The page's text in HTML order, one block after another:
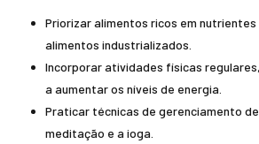
Priorizar alimentos ricos em
alimentos industrializados.
Incorporar atividades físicas
a aumentar os níveis de energia.
Praticar técnicas de gerenciamento
meditação e a ioga.